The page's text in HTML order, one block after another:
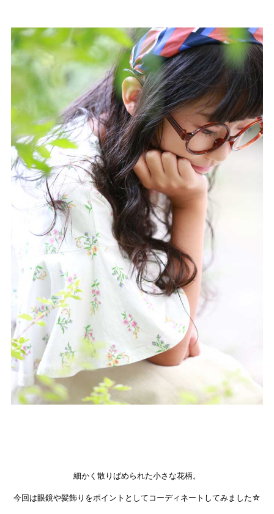
細かく散りばめられた小さな花柄。
今回は眼鏡や髪飾りをポイントとしてコーディネートしてみました☆